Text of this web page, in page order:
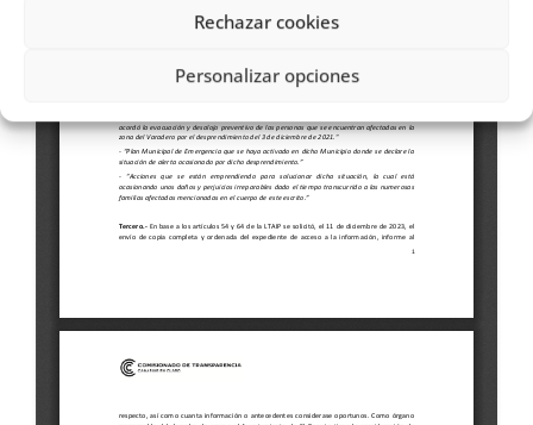
Rechazar cookies
Personalizar opciones